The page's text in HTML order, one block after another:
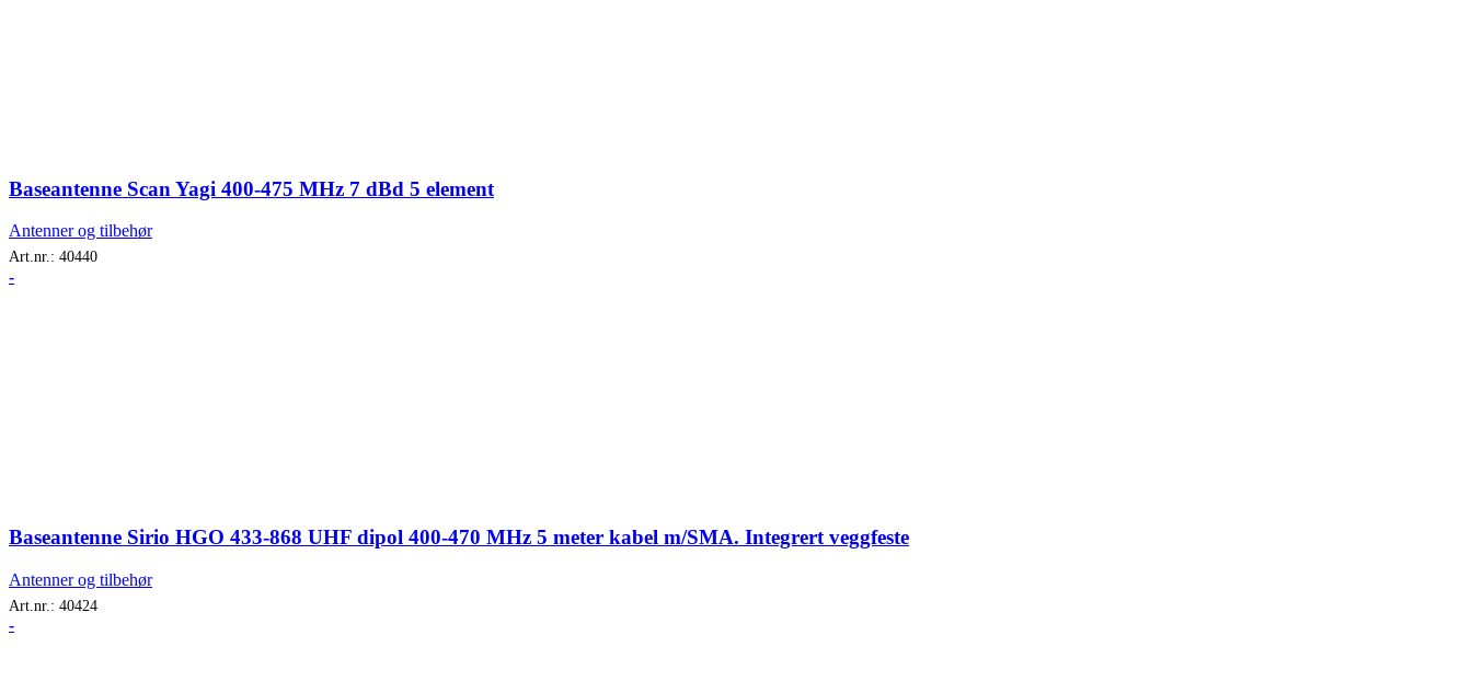
Baseantenne Scan Yagi 400-475 MHz 7 dBd 5 element
Antenner og tilbehør
Art.nr.: 40440
-
Baseantenne Sirio HGO 433-868 UHF dipol 400-470 MHz 5 meter kabel m/SMA. Integrert veggfeste
Antenner og tilbehør
Art.nr.: 40424
-